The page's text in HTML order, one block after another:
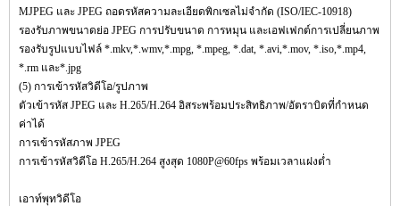
MJPEG และ JPEG ถอดรหัสความละเอียดพิกเซลไม่จำกัด (ISO/IEC-10918)
รองรับภาพขนาดย่อ JPEG การปรับขนาด การหมุน และเอฟเฟกต์การเปลี่ยนภาพ
รองรับรูปแบบไฟล์ *.mkv,*.wmv,*.mpg, *.mpeg, *.dat, *.avi,*.mov, *.iso,*.mp4,
*.rm และ*.jpg
(5) การเข้ารหัสวิดีโอ/รูปภาพ
ตัวเข้ารหัส JPEG และ H.265/H.264 อิสระพร้อมประสิทธิภาพ/อัตราบิตที่กำหนด
ค่าได้
การเข้ารหัสภาพ JPEG
การเข้ารหัสวิดีโอ H.265/H.264 สูงสุด 1080P@60fps พร้อมเวลาแฝงต่ำ
เอาท์พุทวิดีโอ